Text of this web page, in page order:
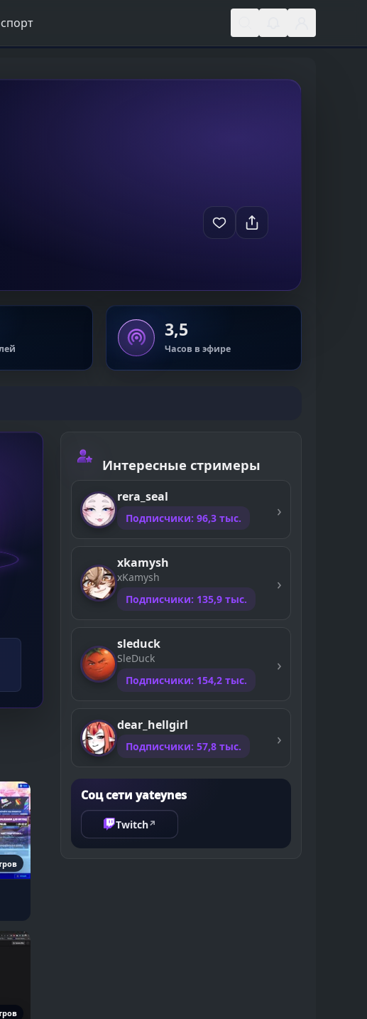
3,5
Часов в эфире
Интересные стримеры
rera_seal
Подписчики: 96,3 тыс.
xkamysh
xKamysh
Подписчики: 135,9 тыс.
sleduck
SleDuck
Подписчики: 154,2 тыс.
dear_hellgirl
Подписчики: 57,8 тыс.
Соц сети yateynes
Twitch↗